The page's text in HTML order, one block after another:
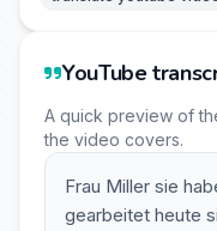
YouTube
A quick preview of
the video covers.
Frau Miller sie
gearbeitet heute